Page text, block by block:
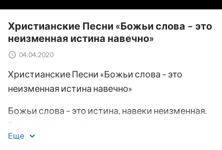
Христианские Песни «Божьи слова – это
неизменная истина навечно»
04.04.2020
Христианские Песни «Божьи слова – это
неизменная истина навечно»
Божьи слова – это истина, навеки неизменная.
Бог – источник жизни,
Еще